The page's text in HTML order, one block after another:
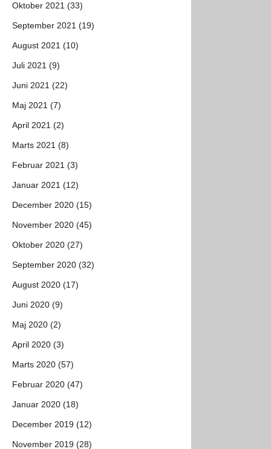
Oktober 2021 (33)
September 2021 (19)
August 2021 (10)
Juli 2021 (9)
Juni 2021 (22)
Maj 2021 (7)
April 2021 (2)
Marts 2021 (8)
Februar 2021 (3)
Januar 2021 (12)
December 2020 (15)
November 2020 (45)
Oktober 2020 (27)
September 2020 (32)
August 2020 (17)
Juni 2020 (9)
Maj 2020 (2)
April 2020 (3)
Marts 2020 (57)
Februar 2020 (47)
Januar 2020 (18)
December 2019 (12)
November 2019 (28)